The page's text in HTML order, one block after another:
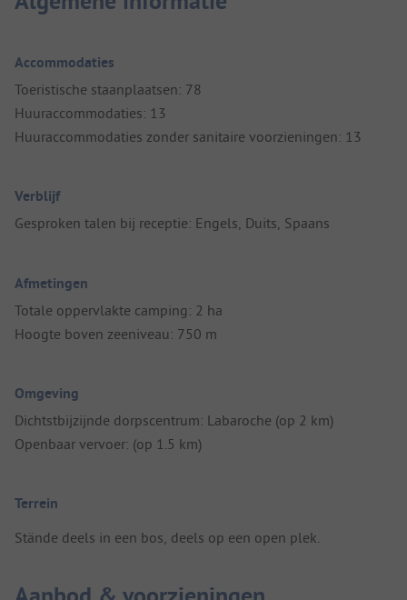
Accommodaties
Toeristische staanplaatsen: 78
Huuraccommodaties: 13
Huuraccommodaties zonder sanitaire voorzieningen: 13
Verblijf
Gesproken talen bij receptie: Engels, Duits, Spaans
Afmetingen
Totale oppervlakte camping: 2 ha
Hoogte boven zeeniveau: 750 m
Omgeving
Dichtstbijzijnde dorpscentrum: Labaroche (op 2 km)
Openbaar vervoer: (op 1.5 km)
Terrein
Stände deels in een bos, deels op een open plek.